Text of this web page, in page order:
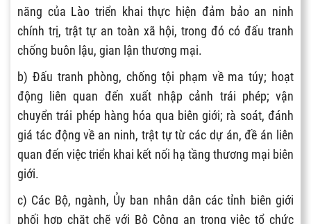
năng của Lào triển khai thực hiện đảm bảo an ninh
chính trị, trật tự an toàn xã hội, trong đó có đấu tranh
chống buôn lậu, gian lận thương mại.
b) Đấu tranh phòng, chống tội phạm về ma túy; hoạt
động liên quan đến xuất nhập cảnh trái phép; vận
chuyển trái phép hàng hóa qua biên giới; rà soát, đánh
giá tác động về an ninh, trật tự từ các dự án, đề án liên
quan đến việc triển khai kết nối hạ tầng thương mại biên
giới.
c) Các Bộ, ngành, Ủy ban nhân dân các tỉnh biên giới
phối hợp chặt chẽ với Bộ Công an trong việc tổ chức